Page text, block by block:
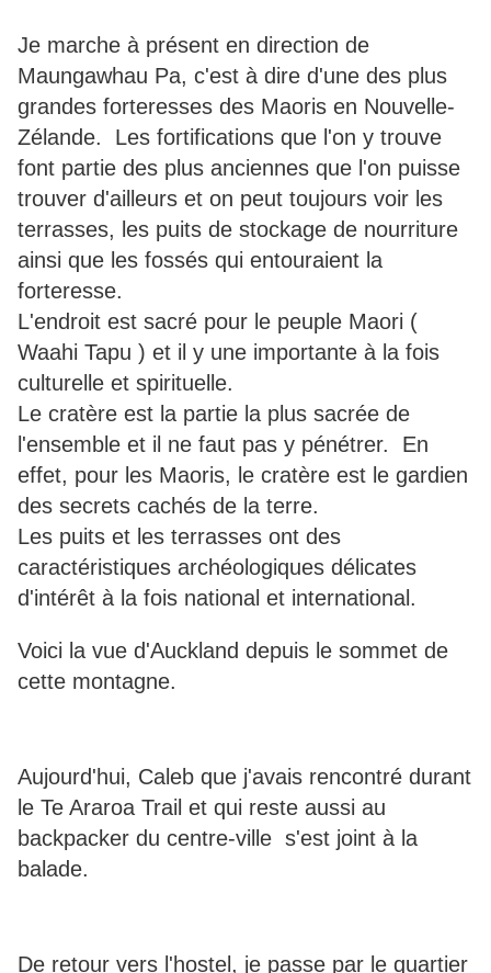
Je marche à présent en direction de
Maungawhau Pa, c'est à dire d'une des plus
grandes forteresses des Maoris en Nouvelle-
Zélande. Les fortifications que l'on y trouve
font partie des plus anciennes que l'on puisse
trouver d'ailleurs et on peut toujours voir les
terrasses, les puits de stockage de nourriture
ainsi que les fossés qui entouraient la
forteresse.
L'endroit est sacré pour le peuple Maori (
Waahi Tapu ) et il y une importante à la fois
culturelle et spirituelle.
Le cratère est la partie la plus sacrée de
l'ensemble et il ne faut pas y pénétrer. En
effet, pour les Maoris, le cratère est le gardien
des secrets cachés de la terre.
Les puits et les terrasses ont des
caractéristiques archéologiques délicates
d'intérêt à la fois national et international.
Voici la vue d'Auckland depuis le sommet de
cette montagne.
Aujourd'hui, Caleb que j'avais rencontré durant
le Te Araroa Trail et qui reste aussi au
backpacker du centre-ville s'est joint à la
balade.
De retour vers l'hostel, je passe par le quartier